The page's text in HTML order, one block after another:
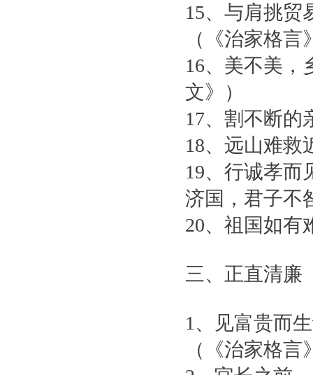
15、与肩挑贸
（《治家格言
16、美不美，
文》）
17、割不断的
18、远山难救
19、行诚孝而
济国，君子不
20、祖国如有
三、正直清廉
1、见富贵而
（《治家格言